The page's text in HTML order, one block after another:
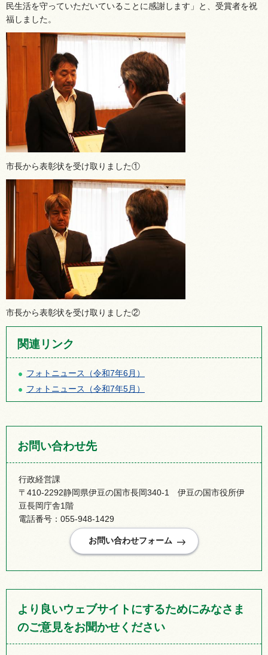
民生活を守っていただいていることに感謝します」と、受賞者を祝
福しました。
市長から表彰状を受け取りました①
市長から表彰状を受け取りました②
関連リンク
フォトニュース（令和7年6月）
フォトニュース（令和7年5月）
お問い合わせ先
行政経営課
〒410-2292静岡県伊豆の国市長岡340-1 伊豆の国市役所伊
豆長岡庁舎1階
電話番号：055-948-1429
より良いウェブサイトにするためにみなさま
のご意見をお聞かせください